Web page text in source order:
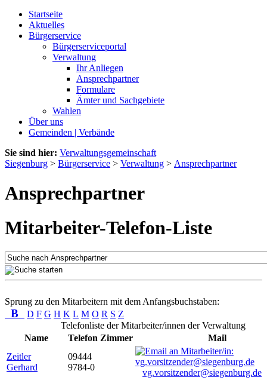
Startseite
Aktuelles
Bürgerservice
Bürgerserviceportal
Verwaltung
Ihr Anliegen
Ansprechpartner
Formulare
Ämter und Sachgebiete
Wahlen
Über uns
Gemeinden | Verbände
Sie sind hier: Verwaltungsgemeinschaft
Siegenburg > Bürgerservice > Verwaltung > Ansprechpartner
Ansprechpartner
Mitarbeiter-Telefon-Liste
Sprung zu den Mitarbeitern mit dem Anfangsbuchstaben:
B D F G H K L M O R S Z
Telefonliste der Mitarbeiter/innen der Verwaltung
Name
Telefon Zimmer
Mail
Zeitler
Gerhard
09444
9784-0
vg.vorsitzender@siegenburg.de